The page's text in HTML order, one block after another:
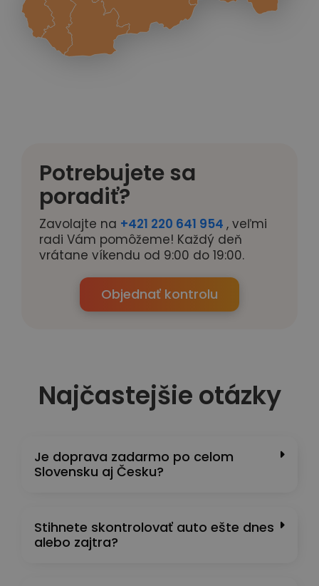
Potrebujete sa
poradiť?
Zavolajte na +421 220 641 954 , veľmi
radi Vám pomôžeme! Každý deň
vrátane víkendu od 9:00 do 19:00.
Objednať kontrolu
Najčastejšie otázky
Je doprava zadarmo po celom
Slovensku aj Česku?
Stihnete skontrolovať auto ešte dnes
alebo zajtra?